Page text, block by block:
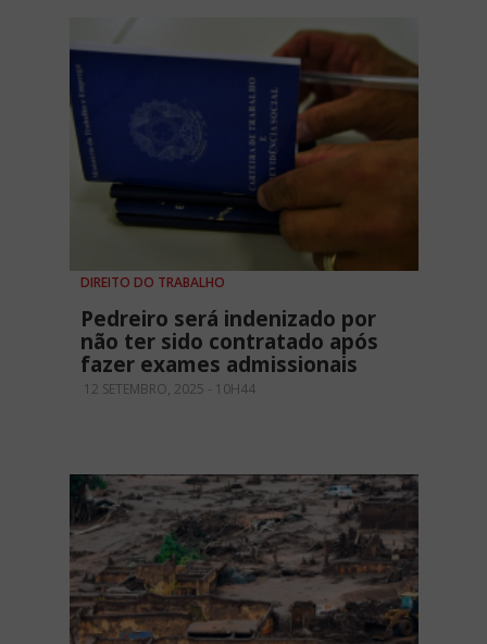
DIREITO DO TRABALHO
Pedreiro será indenizado por
não ter sido contratado após
fazer exames admissionais
12 SETEMBRO, 2025 - 10H44